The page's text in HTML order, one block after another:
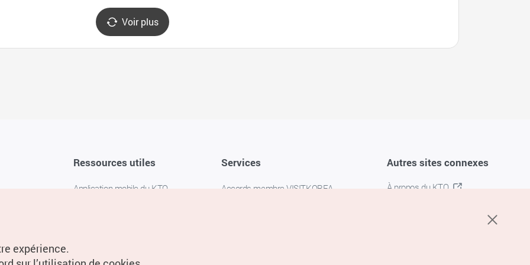
Voir plus
Ressources utiles
Application mobile du KTO
Services
Accords membre VISITKOREA
Autres sites connexes
À propos du KTO
expérience.